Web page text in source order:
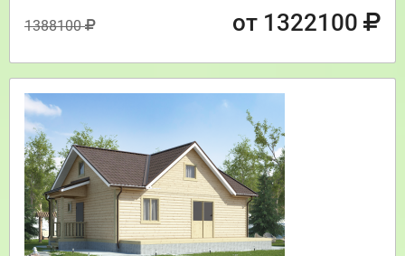
1388100 от 1322100